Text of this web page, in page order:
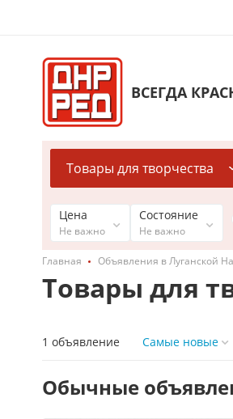
ВСЕГДА
Товары для творчества
Цена
Не важно
Состояние
Не важно
Главная Объявления в Луганской
Товары для
1 объявление Самые новые
Обычные